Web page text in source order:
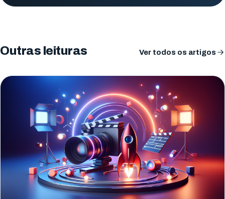
Outras leituras Ver todos os artigos